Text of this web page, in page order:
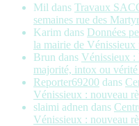
Mil dans Travaux
semaines rue des
Karim dans Données
la mairie de Vénissieux
Brun dans Vénissieux :
majorité, intox ou vérité
Reporter69200 dans
Vénissieux : nouveau
slaimi adnen dans
Vénissieux : nouveau